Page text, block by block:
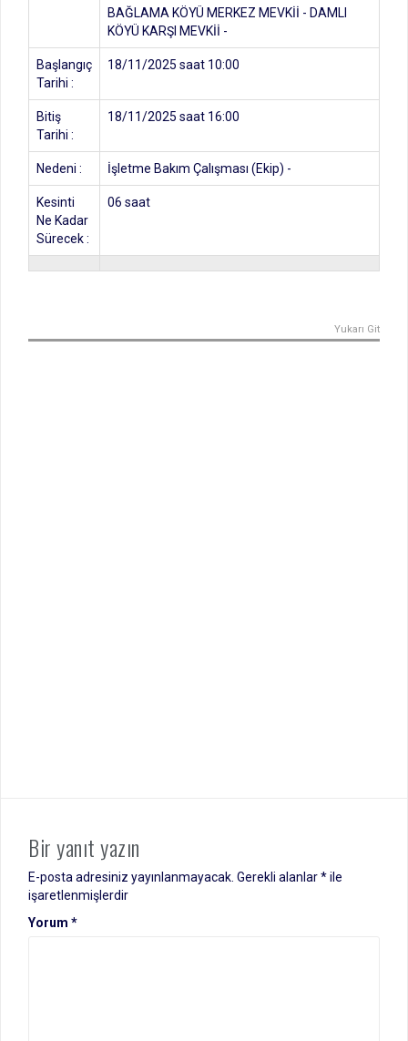
BAĞLAMA KÖYÜ MERKEZ MEVKİİ - DAMLI
KÖYÜ KARŞI MEVKİİ -
Başlangıç
Tarihi :
18/11/2025 saat 10:00
Bitiş
Tarihi :
18/11/2025 saat 16:00
Nedeni : İşletme Bakım Çalışması (Ekip) -
Kesinti
Ne Kadar
Sürecek :
06 saat
Yukarı Git
Bir yanıt yazın
E-posta adresiniz yayınlanmayacak. Gerekli alanlar*ile
işaretlenmişlerdir
Yorum *